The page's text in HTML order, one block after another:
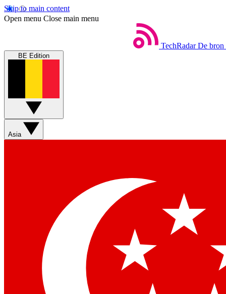
Skip to main content
Open menu Close main menu
TechRadar De bron
BE Edition
Asia